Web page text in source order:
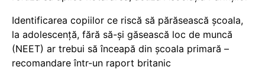
Identificarea copiilor ce riscă să părăsească școala,
la adolescență, fără să-și găsească loc de muncă
(NEET) ar trebui să înceapă din școala primară –
recomandare într-un raport britanic